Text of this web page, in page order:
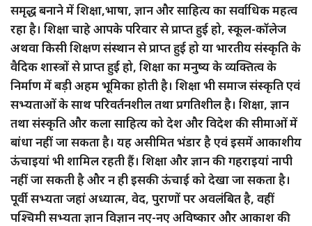
समृद्ध बनाने में शिक्षा,भाषा, ज्ञान और साहित्य का सर्वाधिक महत्व
रहा है। शिक्षा चाहे आपके परिवार से प्राप्त हुई हो, स्कूल-कॉलेज
अथवा किसी शिक्षण संस्थान से प्राप्त हुई हो या भारतीय संस्कृति के
वैदिक शास्त्रों से प्राप्त हुई हो, शिक्षा का मनुष्य के व्यक्तित्व के
निर्माण में बड़ी अहम भूमिका होती है। शिक्षा भी समाज संस्कृति एवं
सभ्यताओं के साथ परिवर्तनशील तथा प्रगतिशील है। शिक्षा, ज्ञान
तथा संस्कृति और कला साहित्य को देश और विदेश की सीमाओं में
बांधा नहीं जा सकता है। यह असीमित भंडार है एवं इसमें आकाशीय
ऊंचाइयां भी शामिल रहती हैं। शिक्षा और ज्ञान की गहराइयां नापी
नहीं जा सकती है और न ही इसकी ऊंचाई को देखा जा सकता है।
पूर्वी सभ्यता जहां अध्यात्म, वेद, पुराणों पर अवलंबित है, वहीं
पश्चिमी सभ्यता ज्ञान विज्ञान नए-नए अविष्कार और आकाश की